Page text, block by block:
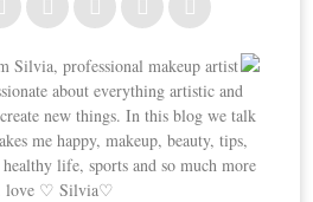
Silvia, professional makeup artist
about everything artistic and
new things. In this blog we talk
me happy, makeup, beauty, tips,
life, sports and so much more
love ♡ Silvia♡